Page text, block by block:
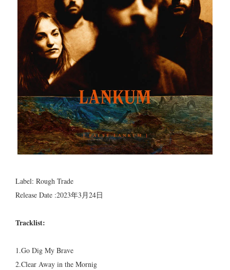
Label: Rough Trade
Release Date :2023年3月24日
Tracklist:
1.Go Dig My Brave
2.Clear Away in the Mornig